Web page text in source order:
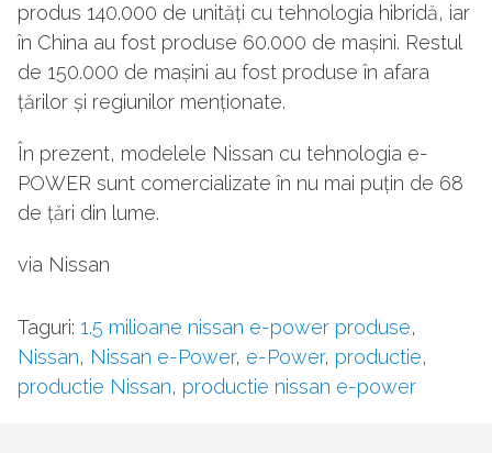
produs 140.000 de unități cu tehnologia hibridă, iar
în China au fost produse 60.000 de mașini. Restul
de 150.000 de mașini au fost produse în afara
țărilor și regiunilor menționate.
În prezent, modelele Nissan cu tehnologia e-
POWER sunt comercializate în nu mai puțin de 68
de țări din lume.
via Nissan
Taguri: 1.5 milioane nissan e-power produse,
Nissan, Nissan e-Power, e-Power, productie,
productie Nissan, productie nissan e-power